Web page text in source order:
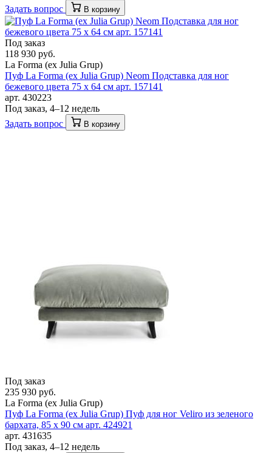
Задать вопрос
В корзину
Под заказ
118 930 руб.
La Forma (ех Julia Grup)
Пуф La Forma (ех Julia Grup) Neom Подставка для ног
бежевого цвета 75 x 64 см арт. 157141
арт. 430223
Под заказ, 4–12 недель
Задать вопрос
В корзину
Под заказ
235 930 руб.
La Forma (ех Julia Grup)
Пуф La Forma (ех Julia Grup) Пуф для ног Veliro из зеленого
бархата, 85 x 90 см арт. 424921
арт. 431635
Под заказ, 4–12 недель